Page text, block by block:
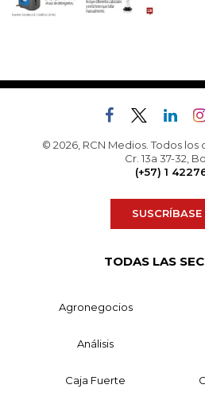
© 2026, RCN Medios. Todos
Cr. 13a 37-32,
(+57) 1
SUSCRÍBASE
TODAS LAS
Agronegocios
Análisis
Caja Fuerte